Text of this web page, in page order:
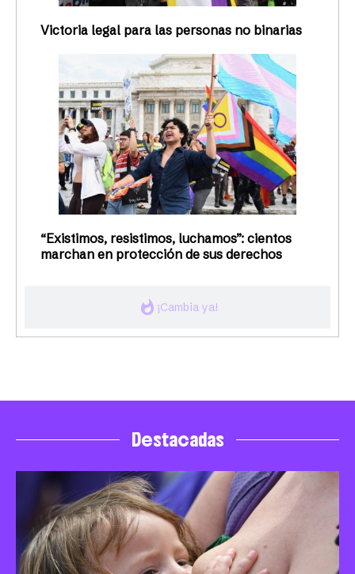
whatshot ¡Cambia ya!
Victoria legal para las personas no binarias
“Existimos, resistimos, luchamos”: cientos
marchan en protección de sus derechos
Destacadas